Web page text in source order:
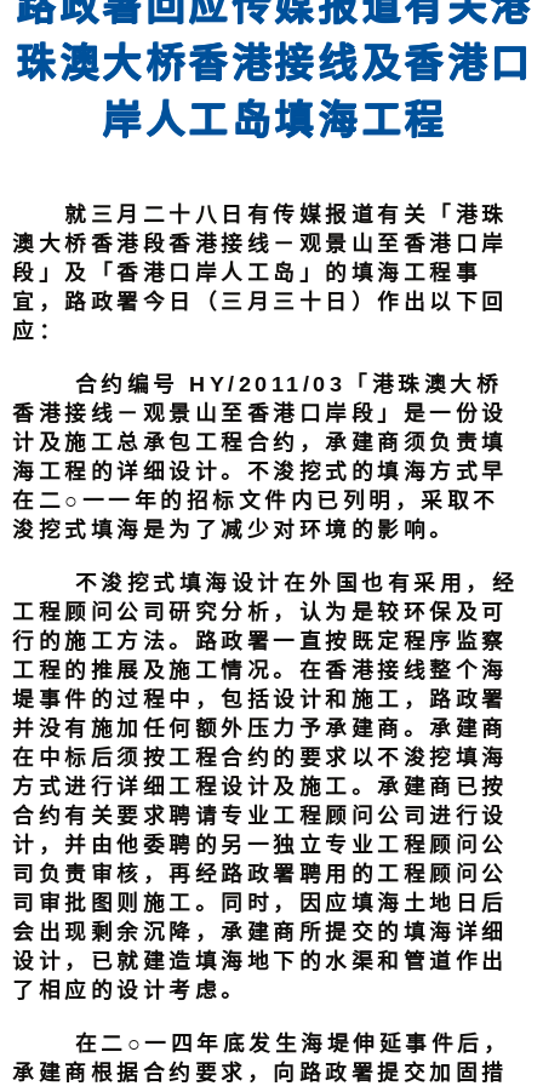
珠澳大桥香港接线及香港口
岸人工岛填海工程
就三月二十八日有传媒报道有关「港珠
澳大桥香港段香港接线－观景山至香港口岸
段」及「香港口岸人工岛」的填海工程事
宜，路政署今日（三月三十日）作出以下回
应：
合约编号 HY/2011/03「港珠澳大桥
香港接线－观景山至香港口岸段」是一份设
计及施工总承包工程合约，承建商须负责填
海工程的详细设计。不浚挖式的填海方式早
在二○一一年的招标文件内已列明，采取不
浚挖式填海是为了减少对环境的影响。
不浚挖式填海设计在外国也有采用，经
工程顾问公司研究分析，认为是较环保及可
行的施工方法。路政署一直按既定程序监察
工程的推展及施工情况。在香港接线整个海
堤事件的过程中，包括设计和施工，路政署
并没有施加任何额外压力予承建商。承建商
在中标后须按工程合约的要求以不浚挖填海
方式进行详细工程设计及施工。承建商已按
合约有关要求聘请专业工程顾问公司进行设
计，并由他委聘的另一独立专业工程顾问公
司负责审核，再经路政署聘用的工程顾问公
司审批图则施工。同时，因应填海土地日后
会出现剩余沉降，承建商所提交的填海详细
设计，已就建造填海地下的水渠和管道作出
了相应的设计考虑。
在二○一四年底发生海堤伸延事件后，
承建商根据合约要求，向路政署提交加固措